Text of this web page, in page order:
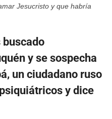
Jesucristo y que habría
buscado
y se sospecha
un ciudadano ruso
y dice